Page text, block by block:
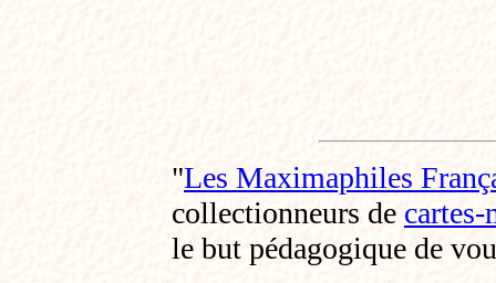
"Les Maximaphiles
collectionneurs de
le but pédagogique de